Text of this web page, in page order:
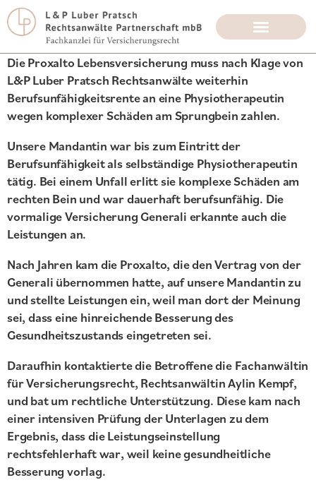
Die Proxalto Lebensversicherung muss nach Klage von
L&P Luber Pratsch Rechtsanwälte weiterhin
Berufsunfähigkeitsrente an eine Physiotherapeutin
wegen komplexer Schäden am Sprungbein zahlen.
Unsere Mandantin war bis zum Eintritt der
Berufsunfähigkeit als selbständige Physiotherapeutin
tätig. Bei einem Unfall erlitt sie komplexe Schäden am
rechten Bein und war dauerhaft berufsunfähig. Die
vormalige Versicherung Generali erkannte auch die
Leistungen an.
Nach Jahren kam die Proxalto, die den Vertrag von der
Generali übernommen hatte, auf unsere Mandantin zu
und stellte Leistungen ein, weil man dort der Meinung
sei, dass eine hinreichende Besserung des
Gesundheitszustands eingetreten sei.
Daraufhin kontaktierte die Betroffene die Fachanwältin
für Versicherungsrecht, Rechtsanwältin Aylin Kempf,
und bat um rechtliche Unterstützung. Diese kam nach
einer intensiven Prüfung der Unterlagen zu dem
Ergebnis, dass die Leistungseinstellung
rechtsfehlerhaft war, weil keine gesundheitliche
Besserung vorlag.